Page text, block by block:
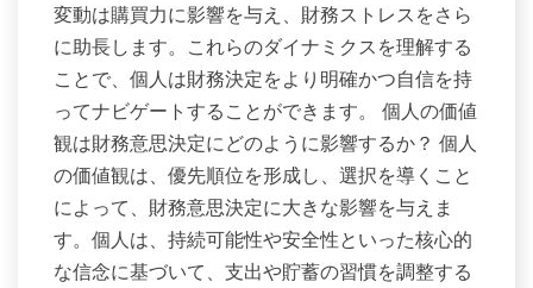
変動は購買力に影響を与え、財務ストレスをさら
に助長します。これらのダイナミクスを理解する
ことで、個人は財務決定をより明確かつ自信を持
ってナビゲートすることができます。 個人の価値
観は財務意思決定にどのように影響するか？ 個人
の価値観は、優先順位を形成し、選択を導くこと
によって、財務意思決定に大きな影響を与えま
す。個人は、持続可能性や安全性といった核心的
な信念に基づいて、支出や貯蓄の習慣を調整する